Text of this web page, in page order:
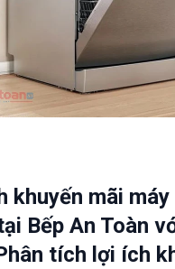
khuyến mãi
Bếp An Toàn
tích lợi ích